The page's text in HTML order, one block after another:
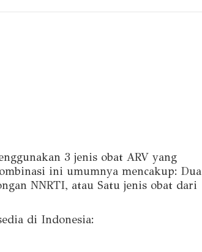
3 jenis obat ARV yang
ini umumnya mencakup: Dua
NNRTI, atau Satu jenis obat dari
di Indonesia: